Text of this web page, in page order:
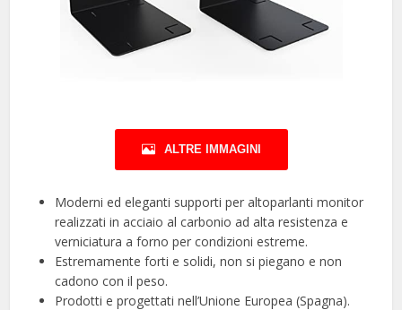
ALTRE IMMAGINI
Moderni ed eleganti supporti per altoparlanti monitor
realizzati in acciaio al carbonio ad alta resistenza e
verniciatura a forno per condizioni estreme.
Estremamente forti e solidi, non si piegano e non
cadono con il peso.
Prodotti e progettati nell’Unione Europea (Spagna).